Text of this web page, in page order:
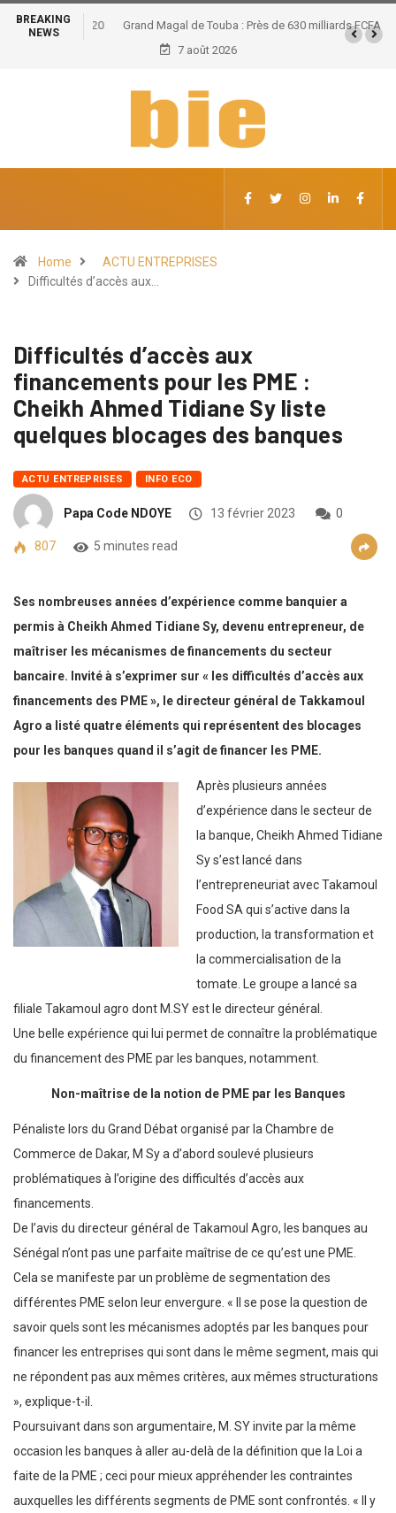
BREAKING
NEWS
Grand Magal de Touba : Près de 630 milliards FCFA de
retombées économiques et un potentiel de 100.000
7 août 2026
Home
ACTU ENTREPRISES
Difficultés d’accès aux…
Difficultés d’accès aux
financements pour les PME :
Cheikh Ahmed Tidiane Sy liste
quelques blocages des banques
ACTU ENTREPRISES INFO ECO
Papa Code NDOYE 13 février 2023 0
807 5 minutes read
Ses nombreuses années d’expérience comme banquier a
permis à Cheikh Ahmed Tidiane Sy, devenu entrepreneur, de
maîtriser les mécanismes de financements du secteur
bancaire. Invité à s’exprimer sur « les difficultés d’accès aux
financements des PME », le directeur général de Takkamoul
Agro a listé quatre éléments qui représentent des blocages
pour les banques quand il s’agit de financer les PME.
Après plusieurs années
d’expérience dans le secteur de
la banque, Cheikh Ahmed Tidiane
Sy s’est lancé dans
l’entrepreneuriat avec Takamoul
Food SA qui s’active dans la
production, la transformation et
la commercialisation de la
tomate. Le groupe a lancé sa
filiale Takamoul agro dont M.SY est le directeur général.
Une belle expérience qui lui permet de connaître la problématique
du financement des PME par les banques, notamment.
Non-maîtrise de la notion de PME par les Banques
Pénaliste lors du Grand Débat organisé par la Chambre de
Commerce de Dakar, M Sy a d’abord soulevé plusieurs
problématiques à l’origine des difficultés d’accès aux
financements.
De l’avis du directeur général de Takamoul Agro, les banques au
Sénégal n’ont pas une parfaite maîtrise de ce qu’est une PME.
Cela se manifeste par un problème de segmentation des
différentes PME selon leur envergure. « Il se pose la question de
savoir quels sont les mécanismes adoptés par les banques pour
financer les entreprises qui sont dans le même segment, mais qui
ne répondent pas aux mêmes critères, aux mêmes structurations
», explique-t-il.
Poursuivant dans son argumentaire, M. SY invite par la même
occasion les banques à aller au-delà de la définition que la Loi a
faite de la PME ; ceci pour mieux appréhender les contraintes
auxquelles les différents segments de PME sont confrontés. « Il y